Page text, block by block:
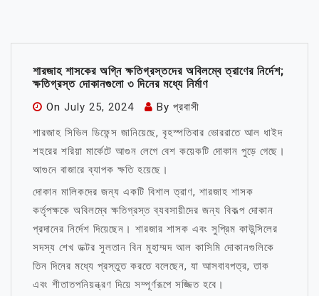
শারজাহ শাসকের অগ্নি ক্ষতিগ্রস্তদের অবিলম্বে ত্রাণের নির্দেশ;
ক্ষতিগ্রস্ত দোকানগুলো ৩ দিনের মধ্যে নির্মাণ
On July 25, 2024 By প্রবাসী
শারজাহ সিভিল ডিফেন্স জানিয়েছে, বৃহস্পতিবার ভোররাতে আল ধাইদ
শহরের শরিয়া মার্কেটে আগুন লেগে বেশ কয়েকটি দোকান পুড়ে গেছে।
আগুনে বাজারে ব্যাপক ক্ষতি হয়েছে।
দোকান মালিকদের জন্য একটি বিশাল ত্রাণ, শারজাহ শাসক
কর্তৃপক্ষকে অবিলম্বে ক্ষতিগ্রস্ত ব্যবসায়ীদের জন্য বিকল্প দোকান
প্রদানের নির্দেশ দিয়েছেন। শারজার শাসক এবং সুপ্রিম কাউন্সিলের
সদস্য শেখ ডক্টর সুলতান বিন মুহাম্মদ আল কাসিমি দোকানগুলিকে
তিন দিনের মধ্যে প্রস্তুত করতে বলেছেন, যা আসবাবপত্র, তাক
এবং শীতাতপনিয়ন্ত্রণ দিয়ে সম্পূর্ণরূপে সজ্জিত হবে।